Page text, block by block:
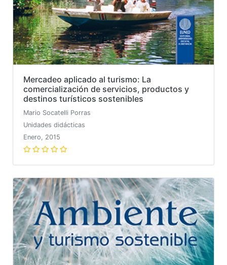
Mercadeo aplicado al turismo: La
comercialización de servicios, productos y
destinos turísticos sostenibles
Mario Socatelli Porras
Unidades didácticas
Enero, 2015